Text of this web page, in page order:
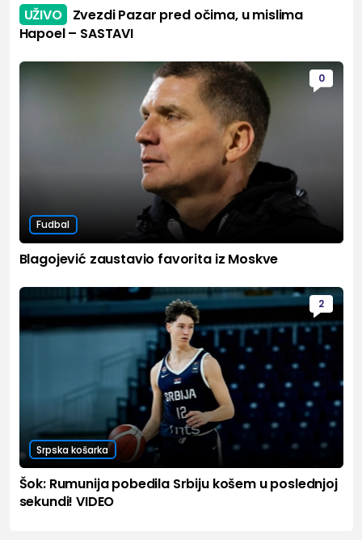
UŽIVO
Zvezdi Pazar pred očima, u mislima
Hapoel – SASTAVI
0
Fudbal
Blagojević zaustavio favorita iz Moskve
2
Srpska košarka
Šok: Rumunija pobedila Srbiju košem u poslednjoj
sekundi! VIDEO